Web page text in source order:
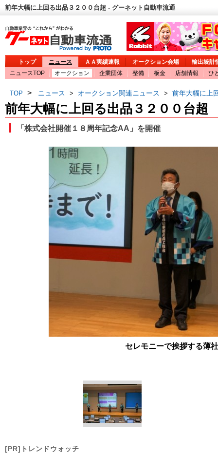
前年大幅に上回る出品３２００台超 - グーネット自動車流通
トップ ニュース ＡＡ実績速報 オークション会場
輸出統計
ニュースTOP
オークション 企業団体 整備 板金 店舗情報 ひ
TOP > ニュース > オークション関連ニュース > 前年大幅に上
前年大幅に上回る出品３２００台超
「株式会社開催１８周年記念AA」を開催
セレモニーで挨拶する薄
[PR]トレンドウォッチ